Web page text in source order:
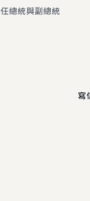
總統與副總統
寫